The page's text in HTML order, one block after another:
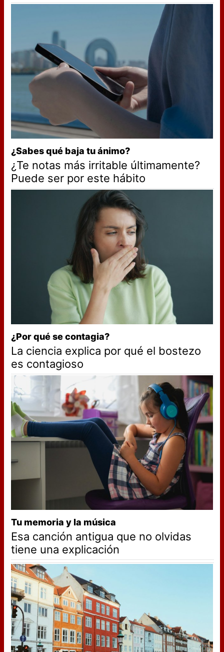
¿Sabes qué baja tu ánimo?
¿Te notas más irritable últimamente?
Puede ser por este hábito
¿Por qué se contagia?
La ciencia explica por qué el bostezo
es contagioso
Tu memoria y la música
Esa canción antigua que no olvidas
tiene una explicación